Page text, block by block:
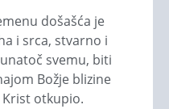
došašća je
i srca, stvarno i
svemu, biti
Božje blizine
otkupio.